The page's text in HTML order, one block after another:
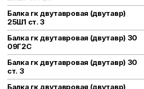
Балка гк двутавровая (двутавр)
25Ш1 ст. 3
Балка гк двутавровая (двутавр) 30
09Г2С
Балка гк двутавровая (двутавр) 30
ст. 3
Балка гк двутавровая (двутавр)